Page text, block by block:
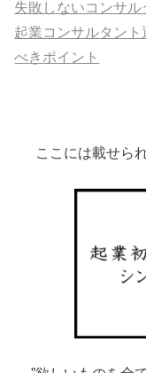
失敗しないコンサ
起業コンサルタン
べきポイント
ここには載せら